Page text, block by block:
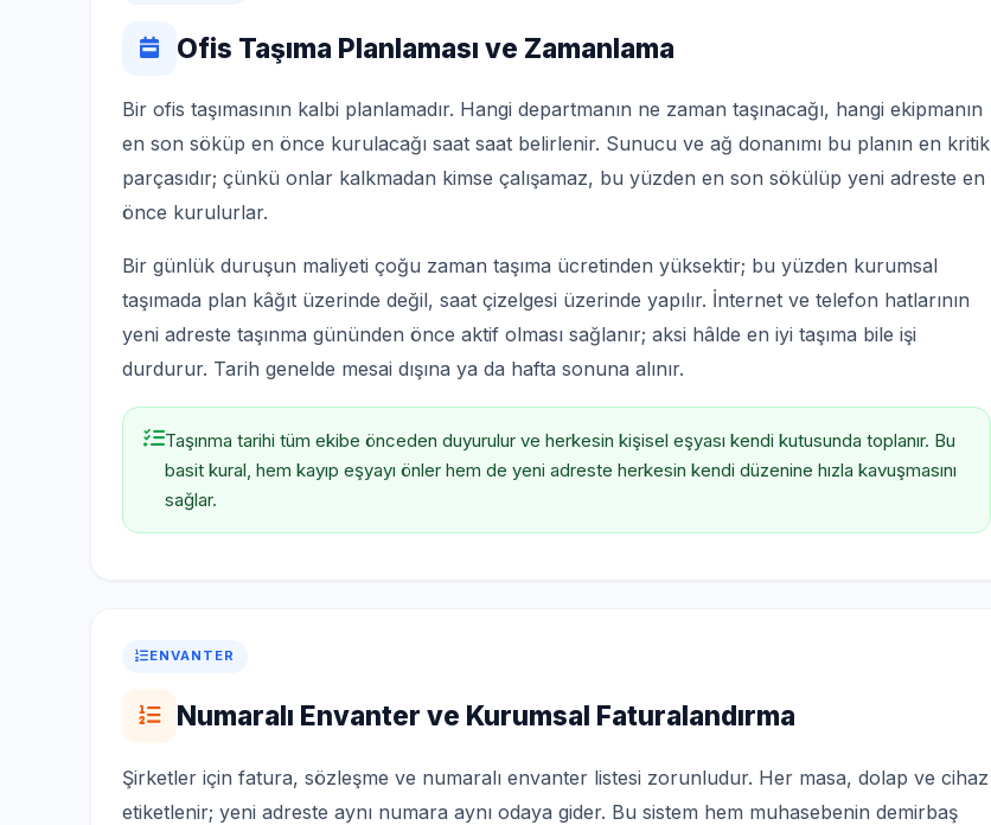
Ofis Taşıma Planlaması ve Zamanlama
Bir ofis taşımasının kalbi planlamadır. Hangi departmanın ne zaman taşınacağı, hangi ekipmanın
en son söküp en önce kurulacağı saat saat belirlenir. Sunucu ve ağ donanımı bu planın en kritik
parçasıdır; çünkü onlar kalkmadan kimse çalışamaz, bu yüzden en son sökülüp yeni adreste en
önce kurulurlar.
Bir günlük duruşun maliyeti çoğu zaman taşıma ücretinden yüksektir; bu yüzden kurumsal
taşımada plan kâğıt üzerinde değil, saat çizelgesi üzerinde yapılır. İnternet ve telefon hatlarının
yeni adreste taşınma gününden önce aktif olması sağlanır; aksi hâlde en iyi taşıma bile işi
durdurur. Tarih genelde mesai dışına ya da hafta sonuna alınır.
Taşınma tarihi tüm ekibe önceden duyurulur ve herkesin kişisel eşyası kendi kutusunda toplanır. Bu
basit kural, hem kayıp eşyayı önler hem de yeni adreste herkesin kendi düzenine hızla kavuşmasını
sağlar.
ENVANTER
Numaralı Envanter ve Kurumsal Faturalandırma
Şirketler için fatura, sözleşme ve numaralı envanter listesi zorunludur. Her masa, dolap ve cihaz
etiketlenir; yeni adreste aynı numara aynı odaya gider. Bu sistem hem muhasebenin demirbaş